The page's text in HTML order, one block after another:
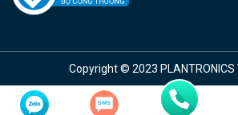
Copyright © 2023 PLANTRONICS